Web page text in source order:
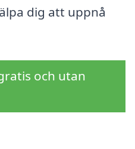
dig att uppnå
och utan